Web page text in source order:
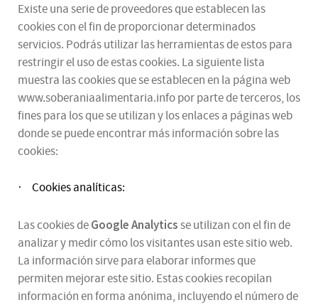
Existe una serie de proveedores que establecen las
cookies con el fin de proporcionar determinados
servicios. Podrás utilizar las herramientas de estos para
restringir el uso de estas cookies. La siguiente lista
muestra las cookies que se establecen en la página web
www.soberaniaalimentaria.info por parte de terceros, los
fines para los que se utilizan y los enlaces a páginas web
donde se puede encontrar más información sobre las
cookies:
· Cookies analíticas:
Las cookies deGoogle Analyticsse utilizan con el fin de
analizar y medir cómo los visitantes usan este sitio web.
La información sirve para elaborar informes que
permiten mejorar este sitio. Estas cookies recopilan
información en forma anónima, incluyendo el número de